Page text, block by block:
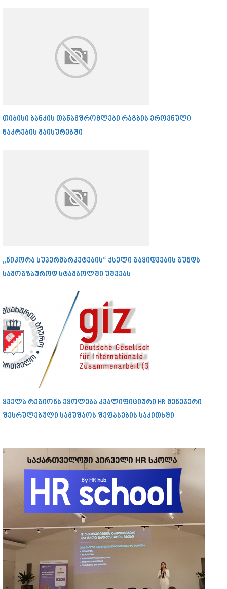
თიბისი ბანკის თანამშრომლები რაგბის ეროვნული
ნაკრების მაისურებში
„ნიკორა სუპერმარკეტების“ ქსელი გაყიდვების გუნდს
სამოგზაუროდ სტამბოლში უშვებს
ყველა რეგიონს ეყოლება კვალიფიციური HR მენეჯერი
შესრულებული სამუშაოს შეფასების საკითხში